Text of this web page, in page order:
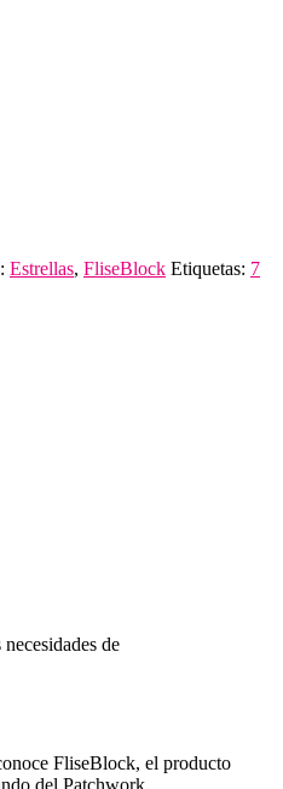
Estrellas, FliseBlock Etiquetas: 7
de
FliseBlock, el producto
del Patchwork.